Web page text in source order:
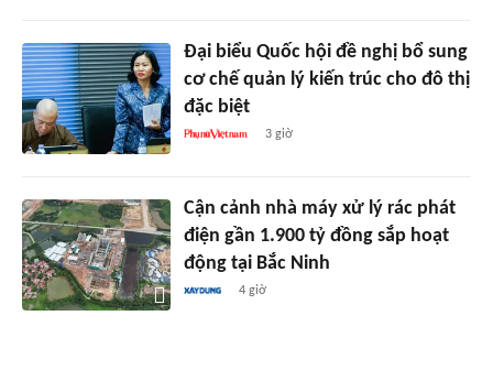
Đại biểu Quốc hội đề nghị bổ sung
cơ chế quản lý kiến trúc cho đô thị
đặc biệt
3 giờ
Cận cảnh nhà máy xử lý rác phát
điện gần 1.900 tỷ đồng sắp hoạt
động tại Bắc Ninh
4 giờ